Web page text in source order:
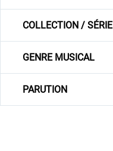
COLLECTION / SÉRIE
GENRE MUSICAL
PARUTION